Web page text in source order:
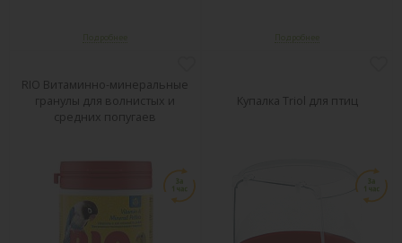
RIO Витаминно-минеральные
гранулы для волнистых и
средних попугаев
Купалка Triol для птиц